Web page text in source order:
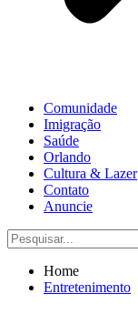
Comunidade
Imigração
Saúde
Orlando
Cultura & Lazer
Contato
Anuncie
Home
Entretenimento